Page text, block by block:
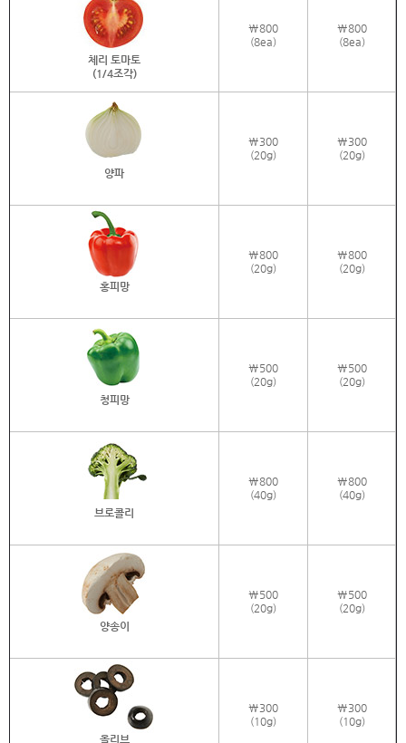
체리 토마토
(1/4조각)
\800
(8ea)
\800
(8ea)
양파
\300
(20g)
\300
(20g)
홍피망
\800
(20g)
\800
(20g)
청피망
\500
(20g)
\500
(20g)
브로콜리
\800
(40g)
\800
(40g)
양송이
\500
(20g)
\500
(20g)
올리브
\300
(10g)
\300
(10g)